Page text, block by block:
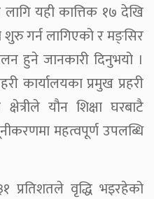
लागि यही कात्तिक १७ देखि
गर्न लागिएको र मङ्सिर
हुने जानकारी दिनुभयो ।
कार्यालयका प्रमुख प्रहरी
यौन शिक्षा घरबाटै
महत्वपूर्ण उपलब्धि
प्रतिशतले वृद्धि भइरहेको